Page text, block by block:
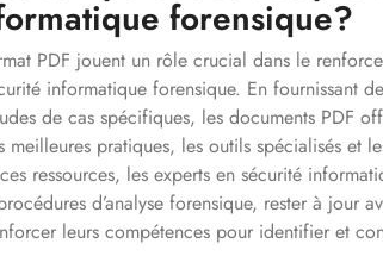
forensique?
PDF jouent un rôle crucial dans le
informatique forensique. En fournissant
de cas spécifiques, les documents PDF
meilleures pratiques, les outils spécialisés et
ressources, les experts en sécurité
d’analyse forensique, rester à jour
leurs compétences pour identifier et